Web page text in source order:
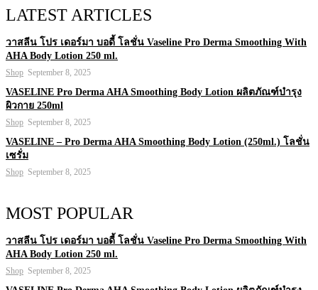
LATEST ARTICLES
วาสลีน โปร เดอร์มา บอดี้ โลชั่น Vaseline Pro Derma Smoothing With
AHA Body Lotion 250 ml.
Shop September 8, 2025
VASELINE Pro Derma AHA Smoothing Body Lotion ผลิตภัณฑ์บำรุง
ผิวกาย 250ml
Shop September 8, 2025
VASELINE – Pro Derma AHA Smoothing Body Lotion (250ml.) โลชั่น
เซรั่ม
Shop September 8, 2025
MOST POPULAR
วาสลีน โปร เดอร์มา บอดี้ โลชั่น Vaseline Pro Derma Smoothing With
AHA Body Lotion 250 ml.
Shop September 8, 2025